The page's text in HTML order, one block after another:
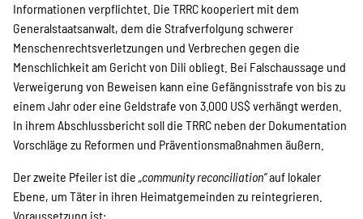
Informationen verpflichtet. Die TRRC kooperiert mit dem
Generalstaatsanwalt, dem die Strafverfolgung schwerer
Menschenrechtsverletzungen und Verbrechen gegen die
Menschlichkeit am Gericht von Dili obliegt. Bei Falschaussage und
Verweigerung von Beweisen kann eine Gefängnisstrafe von bis zu
einem Jahr oder eine Geldstrafe von 3.000 US$ verhängt werden.
In ihrem Abschlussbericht soll die TRRC neben der Dokumentation
Vorschläge zu Reformen und Präventionsmaßnahmen äußern.
Der zweite Pfeiler ist die „community reconciliation“auf lokaler
Ebene, um Täter in ihren Heimatgemeinden zu reintegrieren.
Voraussetzung ist: